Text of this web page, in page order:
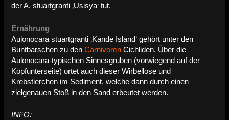
der A. stuartgranti ‚Usisya‘ tut.
Ernährung
Aulonocara stuartgranti ‚Kande Island‘ gehört unter den
Buntbarschen zu denCarnivoren Cichliden. Über die
Aulonocara-typischen Sinnesgruben (vorwiegend auf der
Kopfunterseite) ortet auch dieser Wirbellose und
Krebstierchen im Sediment, welche dann durch einen
zielgenauen Stoß in den Sand erbeutet werden.
INFO: